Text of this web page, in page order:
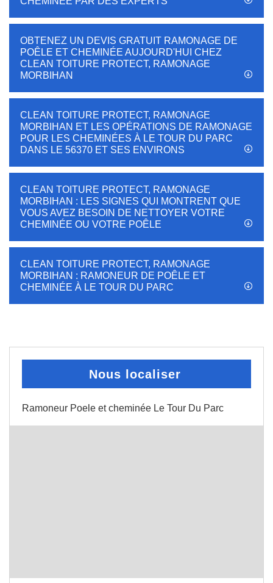
OBTENEZ UN DEVIS GRATUIT RAMONAGE DE
POÊLE ET CHEMINÉE AUJOURD'HUI CHEZ
CLEAN TOITURE PROTECT, RAMONAGE
MORBIHAN
CLEAN TOITURE PROTECT, RAMONAGE
MORBIHAN ET LES OPÉRATIONS DE RAMONAGE
POUR LES CHEMINÉES À LE TOUR DU PARC
DANS LE 56370 ET SES ENVIRONS
CLEAN TOITURE PROTECT, RAMONAGE
MORBIHAN : LES SIGNES QUI MONTRENT QUE
VOUS AVEZ BESOIN DE NETTOYER VOTRE
CHEMINÉE OU VOTRE POÊLE
CLEAN TOITURE PROTECT, RAMONAGE
MORBIHAN : RAMONEUR DE POÊLE ET
CHEMINÉE À LE TOUR DU PARC
Nous localiser
Ramoneur Poele et cheminée Le Tour Du Parc